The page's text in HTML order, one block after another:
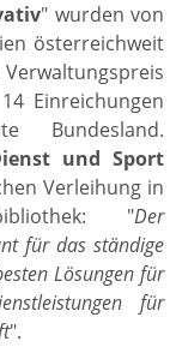
" wurden von
österreichweit
Einreichungen
Bundesland.
und Sport
Verleihung in
"Der
für das ständige
Lösungen für
für
".